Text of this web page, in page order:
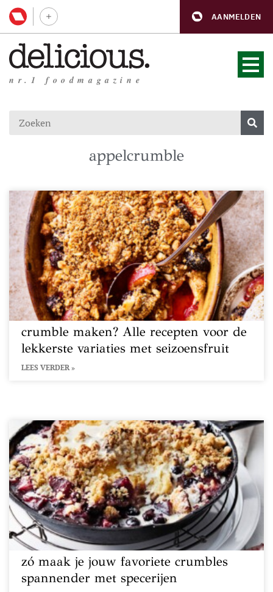
AANMELDEN
nr.1 foodmagazine
appelcrumble
crumble maken? Alle recepten voor de
lekkerste variaties met seizoensfruit
LEES VERDER »
zó maak je jouw favoriete crumbles
spannender met specerijen